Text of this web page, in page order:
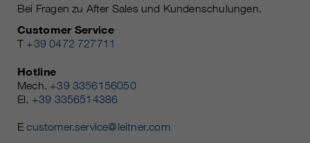
Bei Fragen zu After Sales und Kundenschulungen.
Customer Service
T +39 0472 727711
Hotline
Mech. +39 3356156050
El. +39 3356514386
Ecustomer.service@leitner.com